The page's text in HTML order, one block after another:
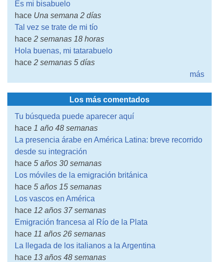
Es mi bisabuelo
hace Una semana 2 días
Tal vez se trate de mi tío
hace 2 semanas 18 horas
Hola buenas, mi tatarabuelo
hace 2 semanas 5 días
más
Los más comentados
Tu búsqueda puede aparecer aquí
hace 1 año 48 semanas
La presencia árabe en América Latina: breve recorrido
desde su integración
hace 5 años 30 semanas
Los móviles de la emigración británica
hace 5 años 15 semanas
Los vascos en América
hace 12 años 37 semanas
Emigración francesa al Río de la Plata
hace 11 años 26 semanas
La llegada de los italianos a la Argentina
hace 13 años 48 semanas